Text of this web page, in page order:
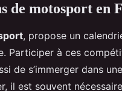
de motosport en
, propose un
Participer à ces
de s’immerger dans
il est souvent